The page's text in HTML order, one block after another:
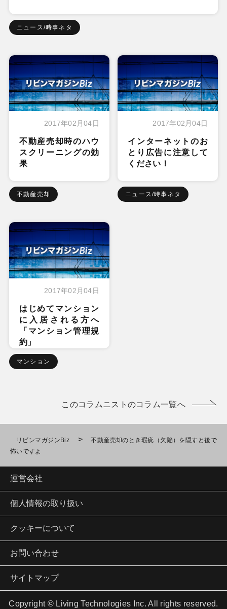
ニュース/時事ネタ
2017年02月04日
不動産売却時のハウ
スクリーニングの効
果
不動産売却
2017年02月04日
インターネットのお
とり広告に注意して
ください！
ニュース/時事ネタ
2017年02月04日
はじめてマンション
に入居される方へ
「マンション管理規
約」
マンション
このコラムニストのコラム一覧へ
リビンマガジンBiz >
不動産売却のとき瑕疵（欠陥）を隠すと後で
怖いですよ
運営会社
個人情報の取り扱い
クッキーについて
お問い合わせ
サイトマップ
Copyright © Living Technologies Inc. All rights reserved.